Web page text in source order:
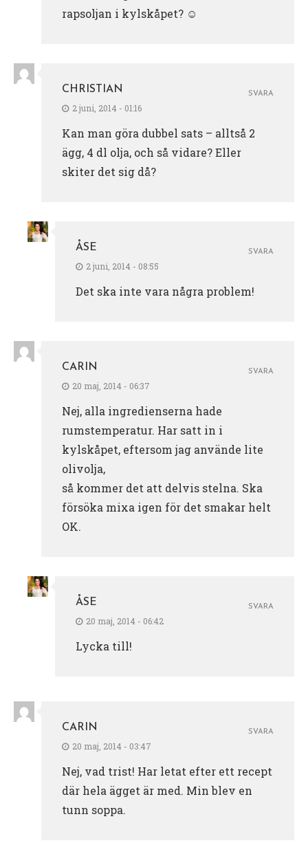
rapsoljan i kylskåpet? ☺️
CHRISTIAN
2 juni, 2014 - 01:16
Kan man göra dubbel sats – alltså 2
ägg, 4 dl olja, och så vidare? Eller
skiter det sig då?
SVARA
ÅSE
2 juni, 2014 - 08:55
Det ska inte vara några problem!
SVARA
CARIN
20 maj, 2014 - 06:37
Nej, alla ingredienserna hade
rumstemperatur. Har satt in i
kylskåpet, eftersom jag använde lite
olivolja,
så kommer det att delvis stelna. Ska
försöka mixa igen för det smakar helt
OK.
SVARA
ÅSE
20 maj, 2014 - 06:42
Lycka till!
SVARA
CARIN
20 maj, 2014 - 03:47
Nej, vad trist! Har letat efter ett recept
där hela ägget är med. Min blev en
tunn soppa.
SVARA